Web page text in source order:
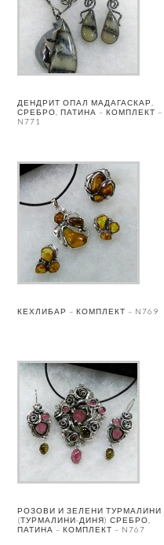
ДЕНДРИТ ОПАЛ МАДАГАСКАР,
СРЕБРО, ПАТИНА – КОМПЛЕКТ –
N771
КЕХЛИБАР – КОМПЛЕКТ – N769
РОЗОВИ И ЗЕЛЕНИ ТУРМАЛИНИ
(ТУРМАЛИНИ-ДИНЯ) СРЕБРО,
ПАТИНА – КОМПЛЕКТ – N767